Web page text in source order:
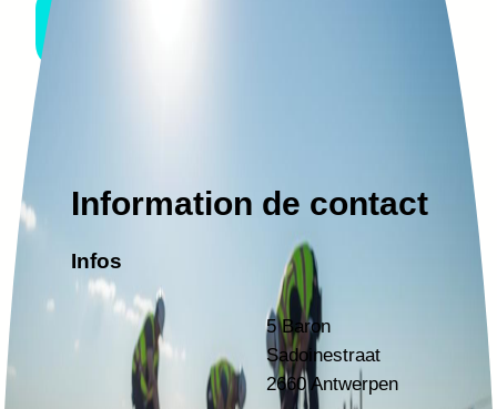
Information de contact
Infos
5 Baron
Sadoinestraat
2660 Antwerpen